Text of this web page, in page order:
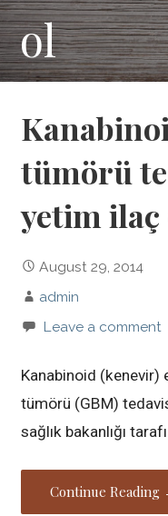
ol
tümörü
yetim ilaç
August 29, 2014
admin
Leave a comment
Kanabinoid (kenevir)
tümörü (GBM)
sağlık bakanlığı
Continue Reading